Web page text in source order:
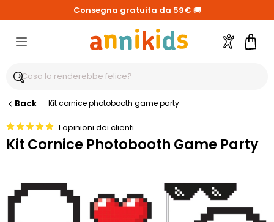
Consegna gratuita da 59€ 🚚
Account
Back Kit cornice photobooth game party
1 opinioni dei clienti
Kit Cornice Photobooth Game Party